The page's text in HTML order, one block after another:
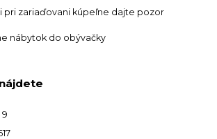
pri zariaďovani kúpeľne dajte pozor
nábytok do obývačky
9